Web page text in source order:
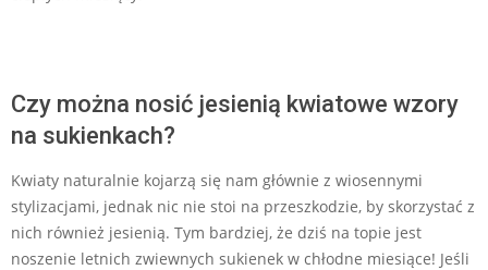
Czy można nosić jesienią kwiatowe wzory
na sukienkach?
Kwiaty naturalnie kojarzą się nam głównie z wiosennymi
stylizacjami, jednak nic nie stoi na przeszkodzie, by skorzystać z
nich również jesienią. Tym bardziej, że dziś na topie jest
noszenie letnich zwiewnych sukienek w chłodne miesiące! Jeśli